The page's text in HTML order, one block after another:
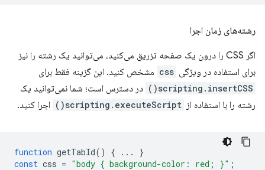
رشته‌های زمان اجرا
اگر CSS را درون یک صفحه تزریق می‌کنید، می‌توانید یک رشته را نیز
برای استفاده در ویژگی css مشخص کنید. این گزینه فقط برای
scripting.insertCSS()
در دسترس است؛ شما نمی‌توانید یک
رشته را با استفاده از scripting.executeScript() اجرا کنید.
function getTabId() { ...
}
const css = "body { background-color: red; }" ;